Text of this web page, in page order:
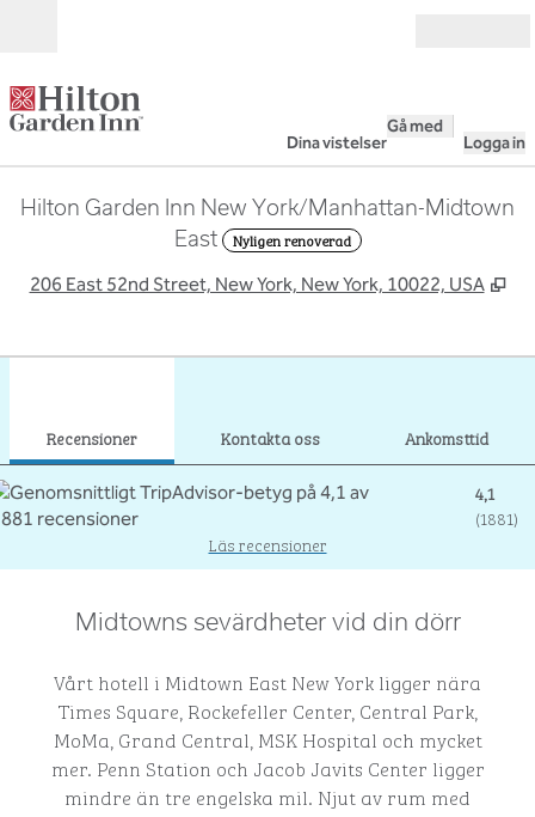
Dina vistelser
Gå med
Logga in
Hilton Garden Inn New York/Manhattan-Midtown
East
Nyligen renoverad
206 East 52nd Street, New York, New York, 10022, USA ,
Recensioner Kontakta oss Ankomsttid
4,1
(1881)
Läs recensioner
Midtowns sevärdheter vid din dörr
Vårt hotell i Midtown East New York ligger nära
Times Square, Rockefeller Center, Central Park,
MoMa, Grand Central, MSK Hospital och mycket
mer. Penn Station och Jacob Javits Center ligger
mindre än tre engelska mil. Njut av rum med